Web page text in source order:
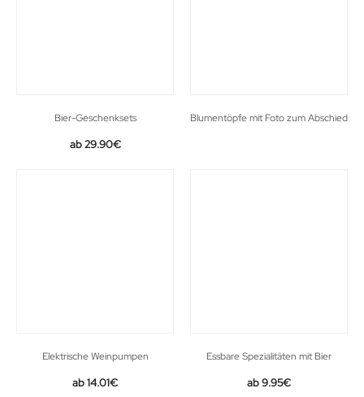
Bier-Geschenksets
29.90€
Blumentöpfe mit Foto zum Abschied
Elektrische Weinpumpen
Original
14.01€Current
Essbare Spezialitäten mit Bier
9.95€